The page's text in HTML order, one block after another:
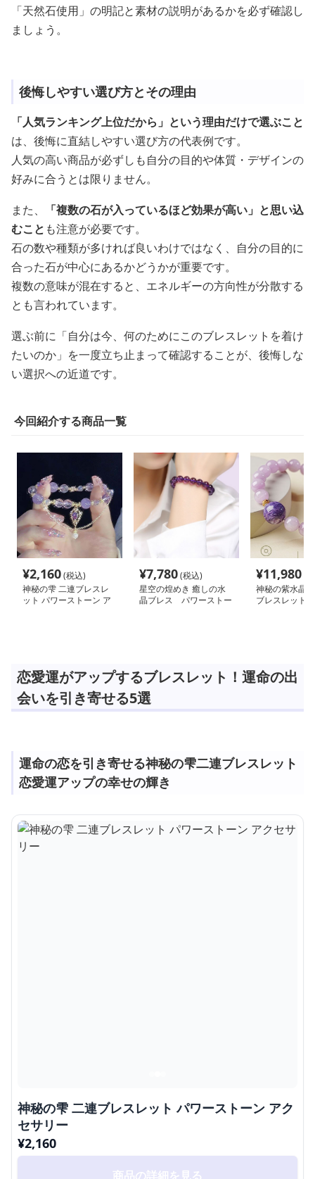
「天然石使用」の明記と素材の説明があるかを必ず確認し
ましょう。
後悔しやすい選び方とその理由
「人気ランキング上位だから」という理由だけで選ぶこと
は、後悔に直結しやすい選び方の代表例です。
人気の高い商品が必ずしも自分の目的や体質・デザインの
好みに合うとは限りません。
また、
「複数の石が入っているほど効果が高い」と思い込
むこと も注意が必要です。
石の数や種類が多ければ良いわけではなく、自分の目的に
合った石が中心にあるかどうかが重要です。
複数の意味が混在すると、エネルギーの方向性が分散する
とも言われています。
選ぶ前に「自分は今、何のためにこのブレスレットを着け
たいのか」を一度立ち止まって確認することが、後悔しな
い選択への近道です。
今回紹介する商品一覧
¥2,160(税込)
神秘の雫 二連ブレスレ
ット パワーストーン ア
¥7,780(税込)
星空の煌めき 癒しの水
晶ブレス パワーストー
¥11,980
神秘の紫水晶
ブレスレット
恋愛運がアップするブレスレット！運命の出
会いを引き寄せる5選
運命の恋を引き寄せる神秘の雫二連ブレスレット
恋愛運アップの幸せの輝き
神秘の雫 二連ブレスレット パワーストーン アク
セサリー
¥2,160
商品の詳細を見る